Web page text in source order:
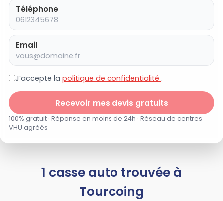
Téléphone
Email
J’accepte la politique de confidentialité .
Recevoir mes devis gratuits
100% gratuit · Réponse en moins de 24h · Réseau de centres
VHU agréés
1 casse auto trouvée à
Tourcoing